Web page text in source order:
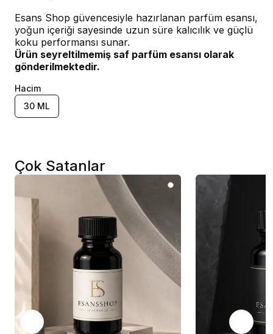
Esans Shop güvencesiyle hazırlanan parfüm esansı,
yoğun içeriği sayesinde uzun süre kalıcılık ve güçlü
koku performansı sunar.
Ürün seyreltilmemiş saf parfüm esansı olarak
gönderilmektedir.
Hacim
30 ML
Çok Satanlar